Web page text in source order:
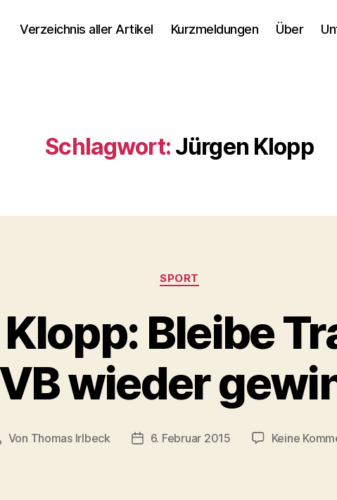
Verzeichnis aller Artikel Kurzmeldungen Über
Schlagwort: Jürgen Klopp
Kategorien
SPORT
Bleibe
wieder
Von Thomas Irlbeck Veröffentlichungsdatum
6. Februar 2015 Keine